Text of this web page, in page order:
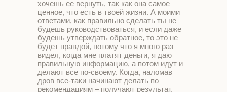
хочешь ее вернуть, так как она самое
ценное, что есть в твоей жизни. А моими
ответами, как правильно сделать ты не
будешь руководствоваться, и если даже
будешь утверждать обратное, то это не
будет правдой, потому что я много раз
видел, когда мне платят деньги, я даю
правильную информацию, а потом идут и
делают все по-своему. Когда, наломав
дров все-таки начинают делать по
рекомендациям – получают результат.